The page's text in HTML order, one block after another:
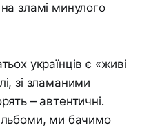
зламі минулого
українців є «живі
зі зламаними
– автентичні.
ми бачимо